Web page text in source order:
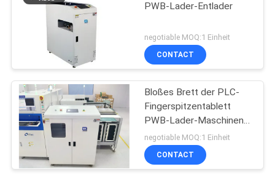
PWB-Lader-Entlader
negotiable MOQ:1 Einheit
CONTACT
Bloßes Brett der PLC-
Fingerspitzentablett
PWB-Lader-Maschinen-
400pcs, das VL-460 lädt
negotiable MOQ:1 Einheit
CONTACT